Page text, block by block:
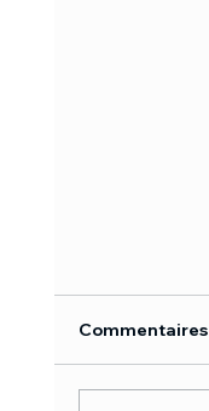
Commentaires